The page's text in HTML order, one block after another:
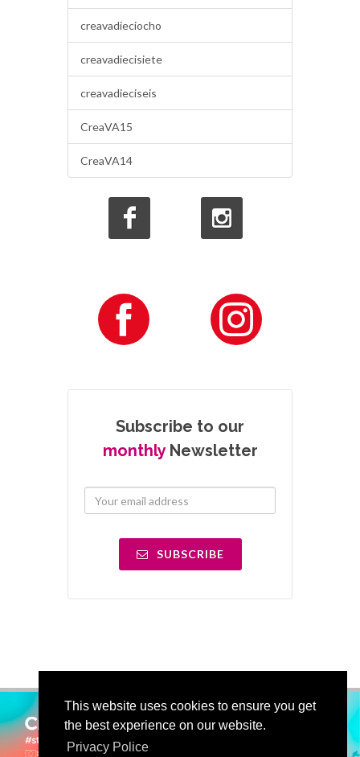
This website uses cookies to ensure you get
the best experience on our website.
Privacy Police
creavadieciocho
creavadiecisiete
creavadieciseis
CreaVA15
CreaVA14
Subscribe to our
monthlyNewsletter
SUBSCRIBE